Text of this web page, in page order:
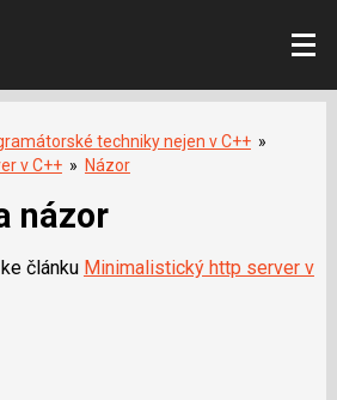
techniky nejen v C++ »
v C++ » Názor
názor
článku Minimalistický http server v